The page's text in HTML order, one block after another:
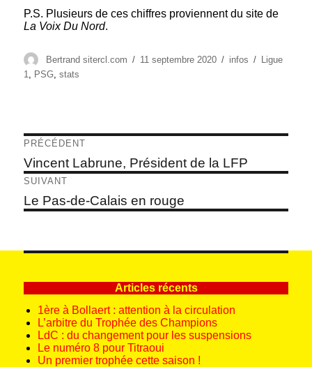
P.S. Plusieurs de ces chiffres proviennent du site de
La Voix Du Nord.
Auteur
Bertrand sitercl.com
Publié
11 septembre 2020 Catégories
infos Étiquettes
Ligue
1, PSG,stats
Navigation
de
l’article
PRÉCÉDENT
Article
précédent :
Vincent Labrune, Président de la LFP
SUIVANT
Article
suivant :
Le Pas-de-Calais en rouge
Articles récents
1ère à Bollaert : attention à la circulation
L’arbitre du Trophée des Champions
LdC : du changement pour les suspensions
Le numéro 8 pour Titraoui
Un premier trophée cette saison !